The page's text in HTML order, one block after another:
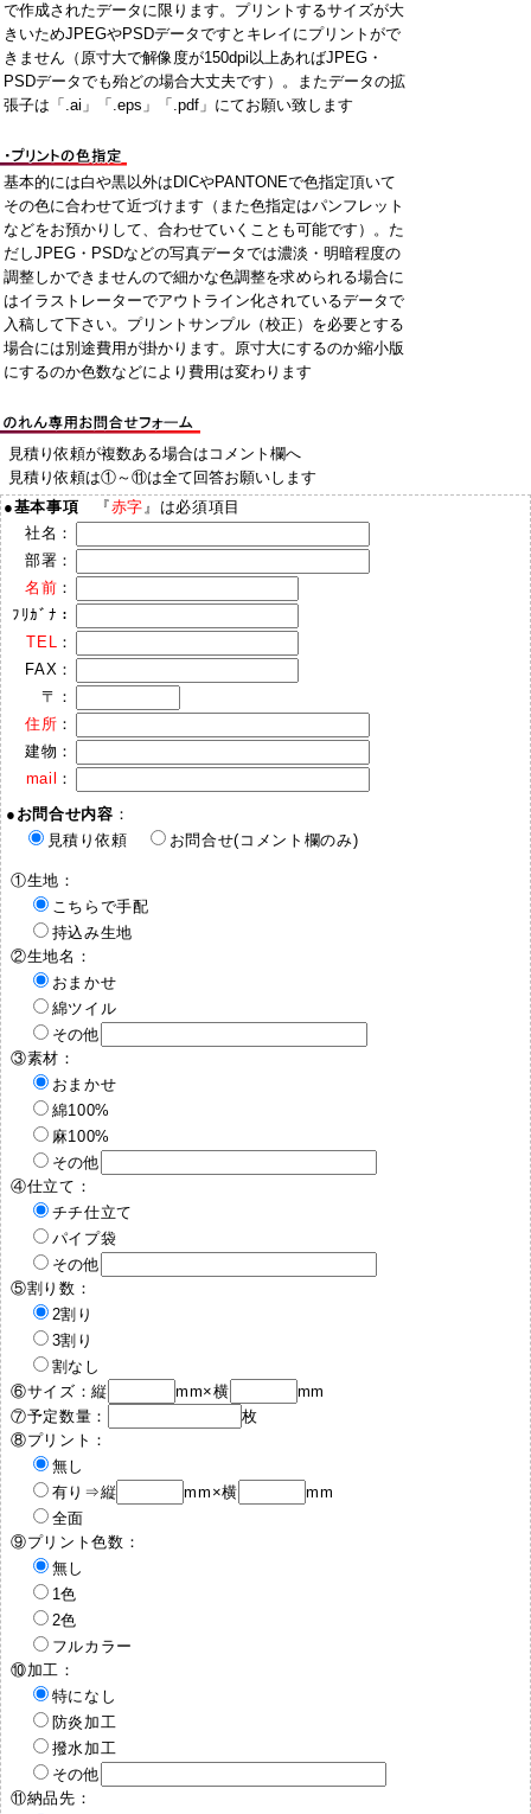
で作成されたデータに限ります。プリントするサイズが大
きいためJPEGやPSDデータですとキレイにプリントがで
きません（原寸大で解像度が150dpi以上あればJPEG・
PSDデータでも殆どの場合大丈夫です）。またデータの拡
張子は「.ai」「.eps」「.pdf」にてお願い致します
基本的には白や黒以外はDICやPANTONEで色指定頂いて
その色に合わせて近づけます（また色指定はパンフレット
などをお預かりして、合わせていくことも可能です）。た
だしJPEG・PSDなどの写真データでは濃淡・明暗程度の
調整しかできませんので細かな色調整を求められる場合に
はイラストレーターでアウトライン化されているデータで
入稿して下さい。プリントサンプル（校正）を必要とする
場合には別途費用が掛かります。原寸大にするのか縮小版
にするのか色数などにより費用は変わります
見積り依頼が複数ある場合はコメント欄へ
見積り依頼は①～⑪は全て回答お願いします
●基本事項 『赤字』は必須項目
社名：
部署：
名前 ：
ﾌﾘｶﾞﾅ：
TEL ：
FAX：
〒：
住所 ：
建物：
mail
：
● お問合せ内容 ：
見積り依頼
お問合せ(コメント欄のみ)
①生地：
こちらで手配
持込み生地
②生地名：
おまかせ
綿ツイル
その他
③素材：
おまかせ
綿100%
麻100%
その他
④仕立て：
チチ仕立て
パイプ袋
その他
⑤割り数：
2割り
3割り
割なし
⑥サイズ：縦
mm×横
mm
⑦予定数量：
枚
⑧プリント：
無し
有り⇒縦
mm×横
mm
全面
⑨プリント色数：
無し
1色
2色
フルカラー
⑩加工：
特になし
防炎加工
撥水加工
その他
⑪納品先：